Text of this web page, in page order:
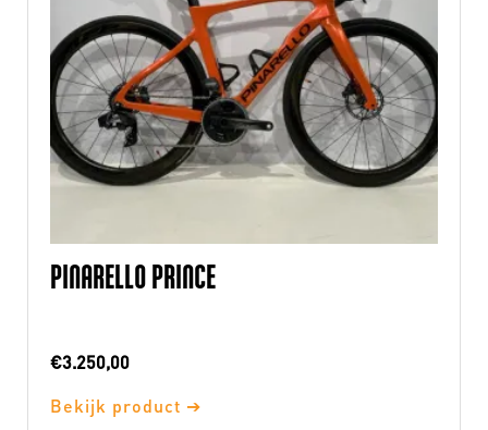
PINARELLO PRINCE
€3.250,00
Bekijk product ➔